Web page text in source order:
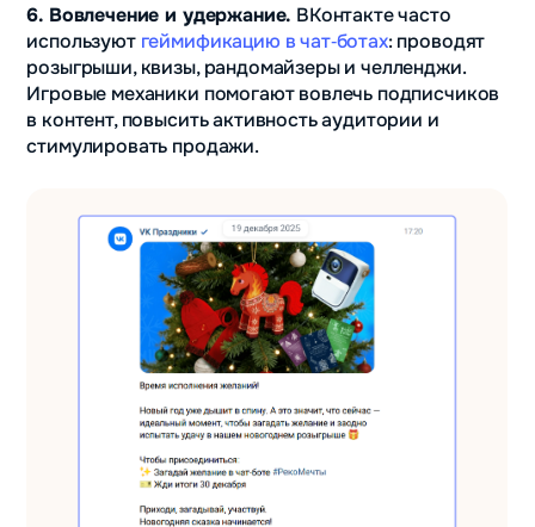
6. Вовлечение и удержание. ВКонтакте часто
используют геймификацию в чат‑ботах: проводят
розыгрыши, квизы, рандомайзеры и челленджи.
Игровые механики помогают вовлечь подписчиков
в контент, повысить активность аудитории и
стимулировать продажи.